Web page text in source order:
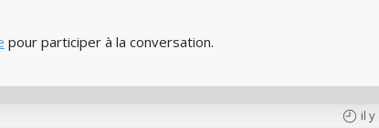
pour participer à la conversation.
il